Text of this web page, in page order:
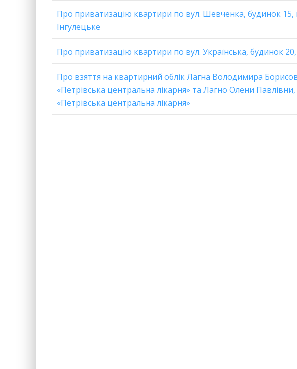
Про приватизацію квартири по вул. Шевченка, будинок 15,
Інгулецьке
Про приватизацію квартири по вул. Українська, будинок
Про взяття на квартирний облік Лагна Володимира
«Петрівська центральна лікарня» та Лагно Олени
«Петрівська центральна лікарня»